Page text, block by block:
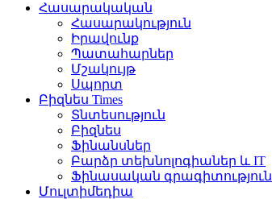
Հասարակական
Հասարակություն
Իրավունք
Պատահարներ
Մշակույթ
Սպորտ
Բիզնես Times
Տնտեսություն
Բիզնես
Ֆինանսներ
Բարձր տեխնոլոգիաներ և IT
Ֆինասական գրագիտություն
Մուլտիմեդիա